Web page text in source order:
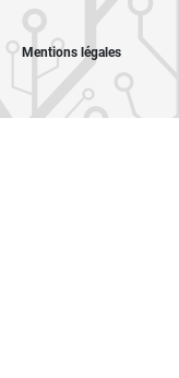
Mentions légales